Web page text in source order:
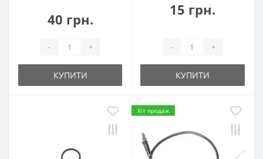
40 грн.
- +
КУПИТИ
15 грн.
- +
КУПИТИ
Хіт продаж